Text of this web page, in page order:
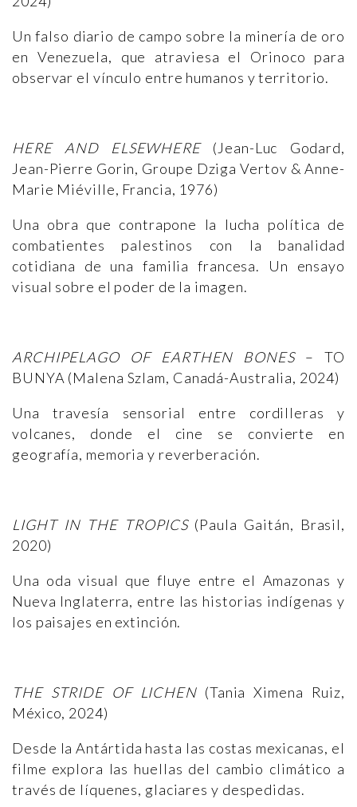
Un falso diario de campo sobre la minería de oro
en Venezuela, que atraviesa el Orinoco para
observar el vínculo entre humanos y territorio.
HERE AND ELSEWHERE(Jean-Luc Godard,
Jean-Pierre Gorin, Groupe Dziga Vertov & Anne-
Marie Miéville, Francia, 1976)
Una obra que contrapone la lucha política de
combatientes palestinos con la banalidad
cotidiana de una familia francesa. Un ensayo
visual sobre el poder de la imagen.
ARCHIPELAGO OF EARTHEN BONES– TO
BUNYA (Malena Szlam, Canadá-Australia, 2024)
Una travesía sensorial entre cordilleras y
volcanes, donde el cine se convierte en
geografía, memoria y reverberación.
LIGHT IN THE TROPICS(Paula Gaitán, Brasil,
2020)
Una oda visual que fluye entre el Amazonas y
Nueva Inglaterra, entre las historias indígenas y
los paisajes en extinción.
THE STRIDE OF LICHEN (Tania Ximena Ruiz,
México, 2024)
Desde la Antártida hasta las costas mexicanas, el
filme explora las huellas del cambio climático a
través de líquenes, glaciares y despedidas.